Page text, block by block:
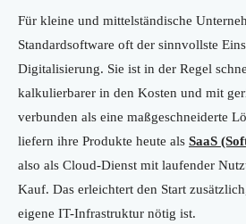
Für kleine und mittelständische
Standardsoftware oft der sinnvollste
Digitalisierung. Sie ist in der Regel
kalkulierbarer in den Kosten und mit
verbunden als eine maßgeschneiderte
liefern ihre Produkte heute als SaaS
also als Cloud-Dienst mit laufender
Kauf. Das erleichtert den Start
eigene IT-Infrastruktur nötig ist.